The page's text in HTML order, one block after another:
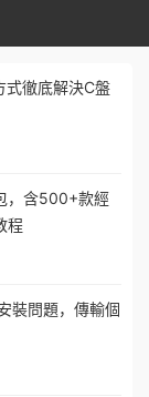
式徹底解決C盤
，含500+款經
程
裝問題，傳輸個